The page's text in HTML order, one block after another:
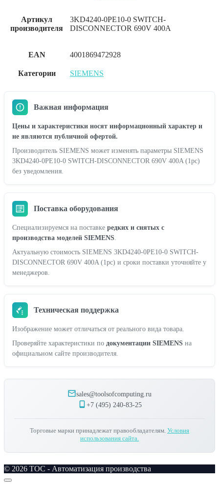
Артикул
производителя
3KD4240-0PE10-0 SWITCH-
DISCONNECTOR 690V 400A
EAN 4001869472928
Категории SIEMENS
Важная информация
Цены и характеристики носят информационный характер и
не являются публичной офертой.
Производитель SIEMENS может изменять параметры SIEMENS
3KD4240-0PE10-0 SWITCH-DISCONNECTOR 690V 400A (1pc)
без уведомления.
Поставка оборудования
Специализируемся на поставке редких и снятых с
производства моделей SIEMENS
Актуальную стоимость SIEMENS 3KD4240-0PE10-0 SWITCH-
DISCONNECTOR 690V 400A (1pc) и сроки поставки уточняйте у
менеджеров.
Техническая поддержка
Изображение может отличаться от реального вида товара.
Проверяйте характеристики по документации SIEMENS на
официальном сайте производителя.
sales@toolsofcomputing.ru
+7 (495) 240-83-25
Торговые марки принадлежат правообладателям. Условия
использования сайта.
© 2026 TOC - Автоматизация производства